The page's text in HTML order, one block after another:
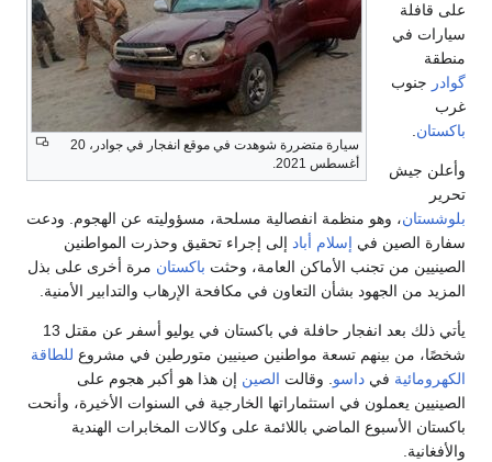
سيارة متضررة شوهدت في موقع انفجار في جوادر، 20
أغسطس 2021.
على قافلة
سيارات في
منطقة
گوادر جنوب
غرب
باكستان.
وأعلن جيش
تحرير
بلوشستان، وهو منظمة انفصالية مسلحة، مسؤوليته عن الهجوم. ودعت
سفارة الصين في إسلام أباد إلى إجراء تحقيق وحذرت المواطنين
الصينيين من تجنب الأماكن العامة، وحثت باكستان مرة أخرى على بذل
المزيد من الجهود بشأن التعاون في مكافحة الإرهاب والتدابير الأمنية.
يأتي ذلك بعد انفجار حافلة في باكستان في يوليو أسفر عن مقتل 13
شخصًا، من بينهم تسعة مواطنين صينيين متورطين في مشروع للطاقة
الكهرومائية في داسو. وقالت الصين إن هذا هو أكبر هجوم على
الصينيين يعملون في استثماراتها الخارجية في السنوات الأخيرة، وأنحت
باكستان الأسبوع الماضي باللائمة على وكالات المخابرات الهندية
والأفغانية.